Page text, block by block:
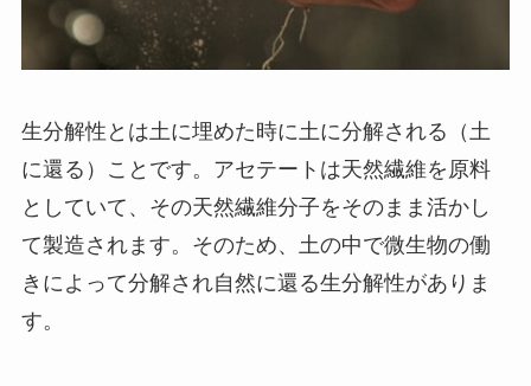
生分解性とは土に埋めた時に土に分解される（土
に還る）ことです。アセテートは天然繊維を原料
としていて、その天然繊維分子をそのまま活かし
て製造されます。そのため、土の中で微生物の働
きによって分解され自然に還る生分解性がありま
す。